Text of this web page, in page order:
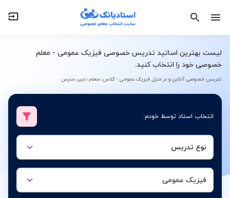
لیست بهترین اساتید تدریس خصوصی فیزیک عمومی - معلم
خصوصی خود را انتخاب کنید.
تدریس خصوصی آنلاین و در منزل فیزیک عمومی - کلاس، معلم، دبیر، مدرس
انتخاب استاد توسط خودم:
نوع تدریس
فیزیک عمومی
فیزیک عمومی